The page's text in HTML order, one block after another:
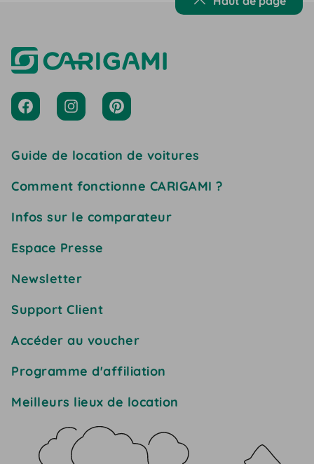
Guide de location de voitures
Comment fonctionne CARIGAMI ?
Infos sur le comparateur
Espace Presse
Newsletter
Support Client
Accéder au voucher
Programme d'affiliation
Meilleurs lieux de location